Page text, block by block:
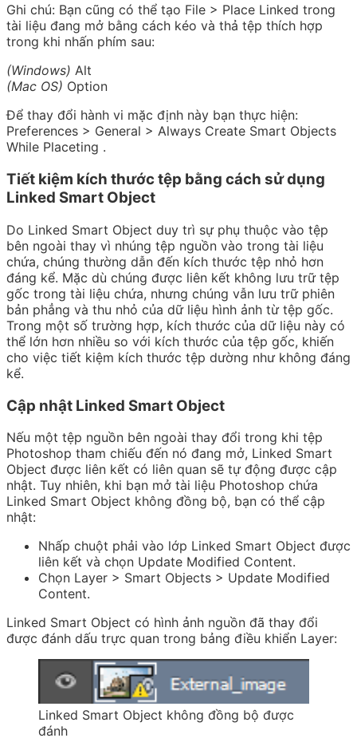
Ghi chú: Bạn cũng có thể tạo File > Place Linked trong
tài liệu đang mở bằng cách kéo và thả tệp thích hợp
trong khi nhấn phím sau:
(Windows) Alt
(Mac OS) Option
Để thay đổi hành vi mặc định này bạn thực hiện:
Preferences > General > Always Create Smart Objects
While Placeting .
Tiết kiệm kích thước tệp bằng cách sử dụng
Linked Smart Object
Do Linked Smart Object duy trì sự phụ thuộc vào tệp
bên ngoài thay vì nhúng tệp nguồn vào trong tài liệu
chứa, chúng thường dẫn đến kích thước tệp nhỏ hơn
đáng kể. Mặc dù chúng được liên kết không lưu trữ tệp
gốc trong tài liệu chứa, nhưng chúng vẫn lưu trữ phiên
bản phẳng và thu nhỏ của dữ liệu hình ảnh từ tệp gốc.
Trong một số trường hợp, kích thước của dữ liệu này có
thể lớn hơn nhiều so với kích thước của tệp gốc, khiến
cho việc tiết kiệm kích thước tệp dường như không đáng
kể.
Cập nhật Linked Smart Object
Nếu một tệp nguồn bên ngoài thay đổi trong khi tệp
Photoshop tham chiếu đến nó đang mở, Linked Smart
Object được liên kết có liên quan sẽ tự động được cập
nhật. Tuy nhiên, khi bạn mở tài liệu Photoshop chứa
Linked Smart Object không đồng bộ, bạn có thể cập
nhật:
Nhấp chuột phải vào lớp Linked Smart Object được
liên kết và chọn Update Modified Content.
Chọn Layer > Smart Objects > Update Modified
Content.
Linked Smart Object có hình ảnh nguồn đã thay đổi
được đánh dấu trực quan trong bảng điều khiển Layer:
Linked Smart Object không đồng bộ được
đánh